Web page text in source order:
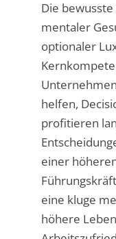
Die
mentaler
optionaler
helfen,
profitieren
einer
eine kluge
höhere